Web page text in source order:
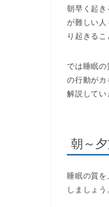
朝早く起
が難しい
り起きるこ
では睡眠
の行動が
解説してい
朝～
睡眠の質を
しましょ